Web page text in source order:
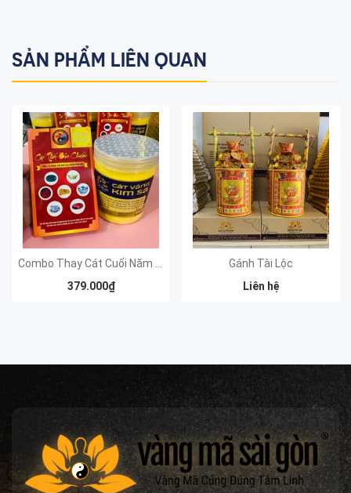
SẢN PHẨM LIÊN QUAN
379.000₫
Gánh Tài Lộc
Liên hệ